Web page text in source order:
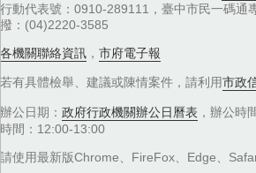
行動代表號：0910-289111，臺中市民一碼通
撥：(04)2220-3585
各機關聯絡資訊 ， 市府電子報
若有具體檢舉、建議或陳情案件，請利用市政
辦公日期： 政府行政機關辦公日曆表 ，辦公時
時間：12:00-13:00
請使用最新版Chrome、FireFox、Edge、